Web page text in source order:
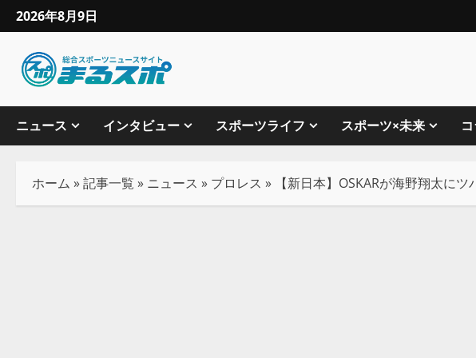
2026年8月9日
ニュース インタビュー スポーツライフ スポーツ×未来
ホーム »記事一覧 » ニュース » プロレス » 【新日本】OSKARが海野翔太に